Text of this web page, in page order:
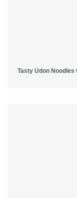
Tasty Udon Noodles